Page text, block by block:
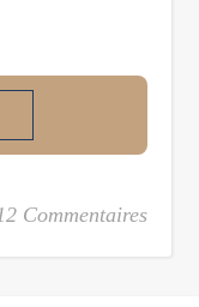
Commentaires